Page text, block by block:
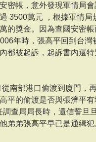
密帳，意外發現軍情局
3500萬元 ，根據軍情
的獎金。因為查國安密
年時，張高平回到台
都被起訴，起訴書內還
南部港口偷渡到廈門，
平的偷渡是否與張濟平
查局局長時，還信誓旦
弟弟張高平早已是通緝犯